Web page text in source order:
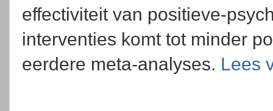
effectiviteit van positieve-
interventies komt tot minder
eerdere meta-analyses. Lees